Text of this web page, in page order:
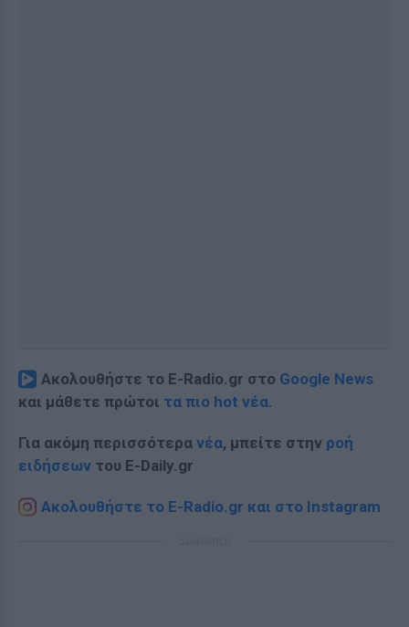
Ακολουθήστε το E-Radio.gr στο Google News
και μάθετε πρώτοι τα πιο hot νέα.
Για ακόμη περισσότερα νέα, μπείτε στην ροή
ειδήσεων του E-Daily.gr
Ακολουθήστε το E-Radio.gr και στο Instagram